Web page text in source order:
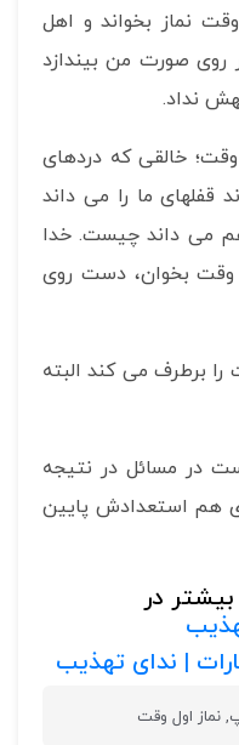
نماز بخواند و اهل
روی صورت من بیندازد
نداد.
خالقی که دردهای
قفلهای ما را می داند
هم می داند چیست. خدا
بخوان، دست روی
را برطرف می کند البته
در مسائل در نتیجه
هم استعدادش پایین
در
| ندای تهذیب
,نماز اول وقت